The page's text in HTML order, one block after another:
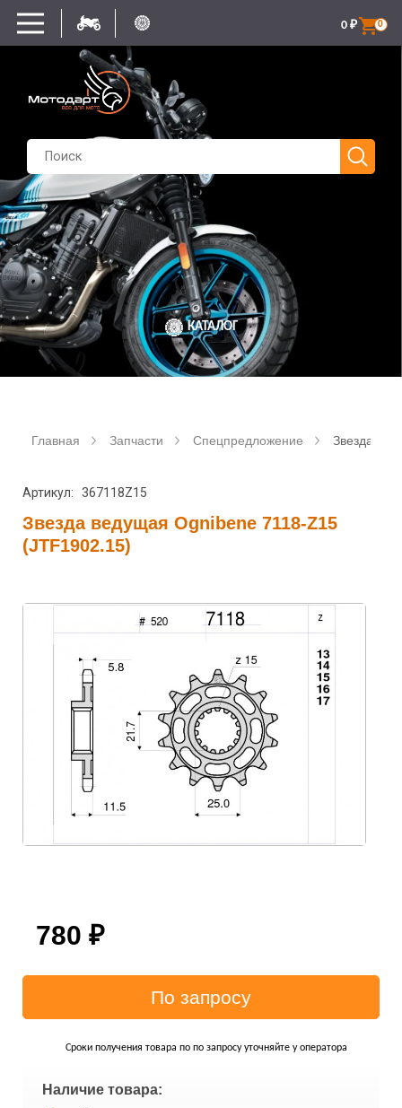
0
0 ₽
КАТАЛОГ
Главная Запчасти Спецпредложение Звезда
Артикул: 367118Z15
Звезда ведущая Ognibene 7118-Z15
(JTF1902.15)
780 ₽
Сроки получения товара по по запросу уточняйте у оператора
Наличие товара: